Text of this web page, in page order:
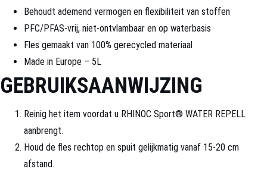
Behoudt ademend vermogen en flexibiliteit van stoffen
PFC/PFAS-vrij, niet-ontvlambaar en op waterbasis
Fles gemaakt van 100% gerecycled materiaal
Made in Europe – 5L
GEBRUIKSAANWIJZING
Reinig het item voordat u RHINOC Sport® WATER REPELL
aanbrengt.
Houd de fles rechtop en spuit gelijkmatig vanaf 15-20 cm
afstand.